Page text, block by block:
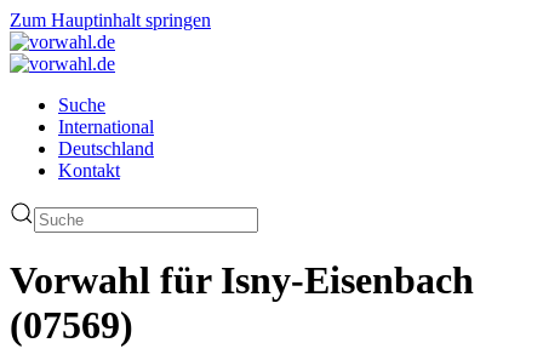
Zum Hauptinhalt springen
Suche
International
Deutschland
Kontakt
Vorwahl für Isny-Eisenbach
(07569)